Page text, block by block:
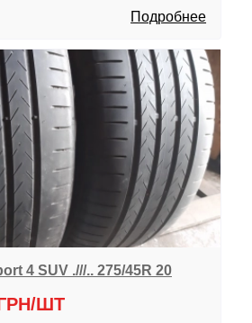
Подробнее
4 SUV .///.. 275/45R 20
ШТ